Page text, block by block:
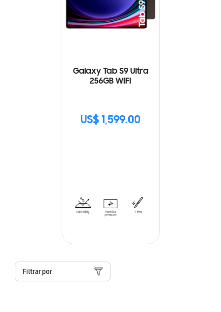
Galaxy Tab S9 Ultra
256GB WIFI
US$ 1,599.00
Filtrar por